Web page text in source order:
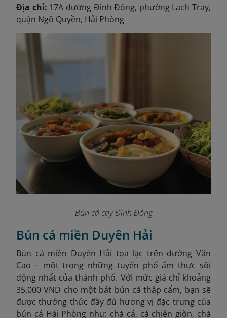
Địa chỉ: 17A đường Đình Đông, phường Lạch Tray,
quận Ngô Quyền, Hải Phòng
Bún cá cay Đình Đông
Bún cá miền Duyên Hải
Bún cá miền Duyên Hải tọa lạc trên đường Văn
Cao – một trong những tuyến phố ẩm thực sôi
động nhất của thành phố. Với mức giá chỉ khoảng
35.000 VND cho một bát bún cá thập cẩm, bạn sẽ
được thưởng thức đầy đủ hương vị đặc trưng của
bún cá Hải Phòng như: chả cá, cá chiên giòn, chả